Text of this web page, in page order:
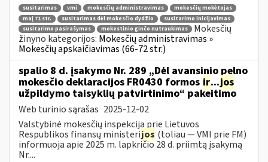
susitarimas vmi mokesčių administravimas
mokesčių mokėtojas
maį 71 str.
susitarimas dėl mokesčio dydžio
susitarimo inicijavimas
susitarimo pasirašymas
mokestinio ginčo nutraukimas
Mokesčių
žinyno kategorijos: Mokesčių administravimas »
Mokesčių apskaičiavimas (66-72 str.)
spalio 8 d. įsakymo Nr. 289 „Dėl avansinio pelno
mokesčio deklaracijos FR0430 formos ir...jos
užpildymo taisyklių patvirtinimo“ pakeitimo
Web turinio sąrašas 2025-12-02
Valstybinė mokesčių inspekcija prie Lietuvos
Respublikos finansų ministerijos (toliau — VMI prie FM)
informuoja apie 2025 m. lapkričio 28 d. priimtą įsakymą
Nr....